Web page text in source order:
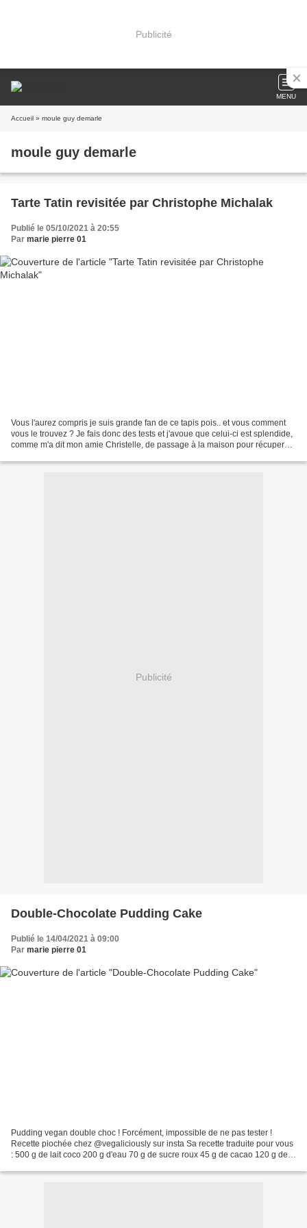
Publicité
MENU
Accueil » moule guy demarle
moule guy demarle
Tarte Tatin revisitée par Christophe Michalak
Publié le 05/10/2021 à 20:55
Par marie pierre 01
Vous l'aurez compris je suis grande fan de ce tapis pois.. et vous comment
vous le trouvez ? Je fais donc des tests et j'avoue que celui-ci est splendide,
comme m'a dit mon amie Christelle, de passage à la maison pour récuperer
Publicité
Double-Chocolate Pudding Cake
Publié le 14/04/2021 à 09:00
Par marie pierre 01
Pudding vegan double choc ! Forcément, impossible de ne pas tester !
Recette piochée chez @vegaliciously sur insta Sa recette traduite pour vous
: 500 g de lait coco 200 g d'eau 70 g de sucre roux 45 g de cacao 120 g de